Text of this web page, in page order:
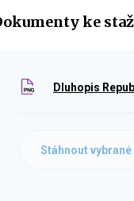
ke
Dluhopis
Stáhnout vybrané